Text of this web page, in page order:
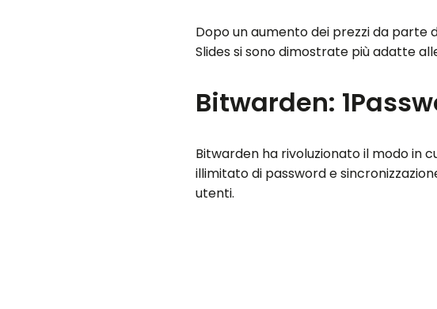
Dopo un aumento dei prezzi da parte
Slides si sono dimostrate più adatte
Bitwarden:
Bitwarden ha rivoluzionato il modo in
illimitato di password e
utenti.